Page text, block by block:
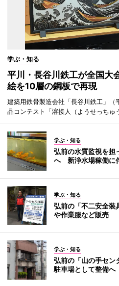
学ぶ・知る
平川・長谷川鉄工が全国
絵を10層の鋼板で再現
建築用鉄骨製造会社「長谷川鉄工」
品コンテスト「溶接人（ようせっちゅ
学ぶ・知る
弘前の水質監視を担
へ 新浄水場稼働に
学ぶ・知る
弘前の「不二安全
や作業服など販売
学ぶ・知る
弘前の「山の手セ
駐車場として整備へ